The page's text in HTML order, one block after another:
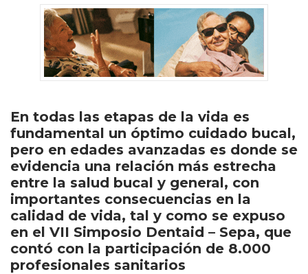
En todas las etapas de la vida es
fundamental un óptimo cuidado bucal,
pero en edades avanzadas es donde se
evidencia una relación más estrecha
entre la salud bucal y general, con
importantes consecuencias en la
calidad de vida, tal y como se expuso
en el VII Simposio Dentaid – Sepa, que
contó con la participación de 8.000
profesionales sanitarios